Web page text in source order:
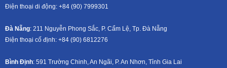
Điện thoại di động: +84 (90) 7999301
Đà Nẵng: 211 Nguyễn Phong Sắc, P. Cẩm Lệ, Tp. Đà Nẵng
Điện thoại cố định: +84 (90) 6812276
Bình Định: 591 Trường Chinh, An Ngãi, P. An Nhơn, Tỉnh Gia Lai